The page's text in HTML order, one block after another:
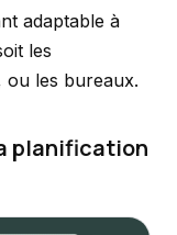
adaptable à
les
ou les bureaux.
planification